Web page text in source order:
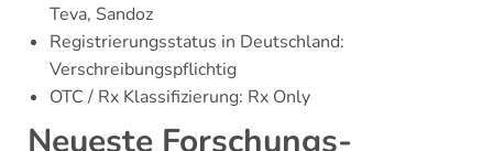
Teva, Sandoz
Registrierungsstatus in Deutschland:
Verschreibungspflichtig
OTC / Rx Klassifizierung: Rx Only
Neueste Forschungs-